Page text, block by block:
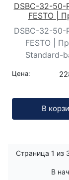
DSBC-32-50-
FESTO |
DSBC-32-50-
FESTO |
Standard-
Цена:
В
Страница 1 из
В